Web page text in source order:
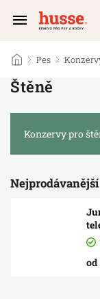
/ Pes /
Štěně
Konzervy pro
Nejprodávanější
od